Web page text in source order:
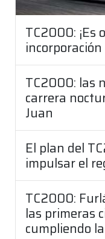
TC2000: ¡Es
TC2000: las
carrera
Juan
El plan del
impulsar el
TC2000:
las primeras
cumpliendo